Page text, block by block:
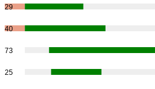
29
40
73
25